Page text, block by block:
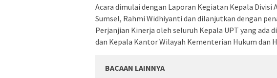
Acara dimulai dengan Laporan Kegiatan Kepala
Sumsel, Rahmi Widhiyanti dan dilanjutkan dengan
Perjanjian Kinerja oleh seluruh Kepala UPT yang ada
dan Kepala Kantor Wilayah Kementerian Hukum dan
BACAAN LAINNYA